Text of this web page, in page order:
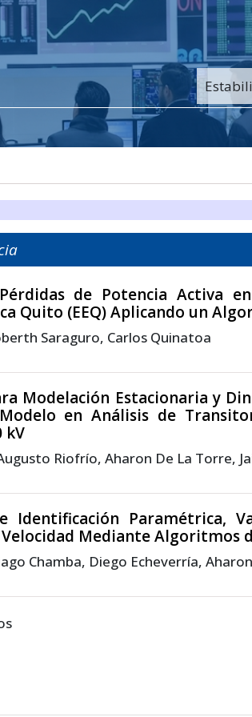
de Potencia Activa
Quito (EEQ) Aplicando un
Saraguro, Carlos Quinatoa
Modelación Estacionaria y
en Análisis de
kV
Riofrío, Aharon De La Torre,
Identificación Paramétrica,
Velocidad Mediante Algoritmos
Chamba, Diego Echeverría,